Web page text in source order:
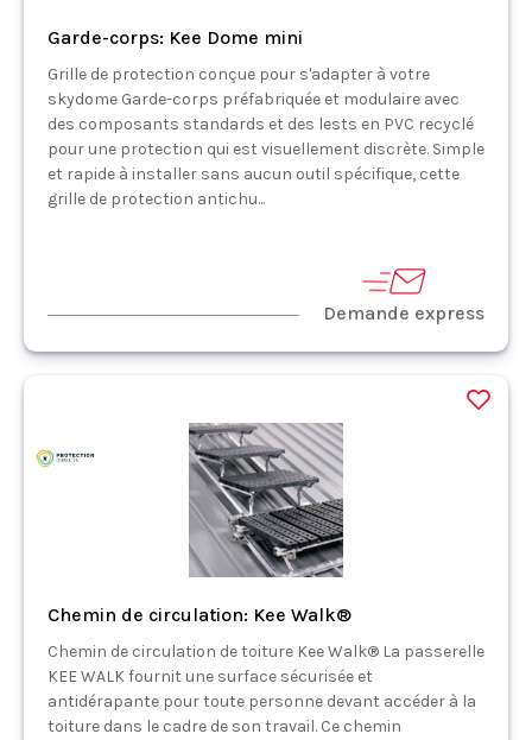
Garde-corps: Kee Dome mini
Grille de protection conçue pour s'adapter à votre
skydome Garde-corps préfabriquée et modulaire avec
des composants standards et des lests en PVC recyclé
pour une protection qui est visuellement discrète. Simple
et rapide à installer sans aucun outil spécifique, cette
grille de protection antichu...
Demande express
Chemin de circulation: Kee Walk®
Chemin de circulation de toiture Kee Walk® La passerelle
KEE WALK fournit une surface sécurisée et
antidérapante pour toute personne devant accéder à la
toiture dans le cadre de son travail. Ce chemin